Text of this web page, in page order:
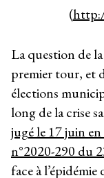
(
La question de
premier tour, et
élections
long de la crise
jugé le 17 juin
n°2020-290 du
face à